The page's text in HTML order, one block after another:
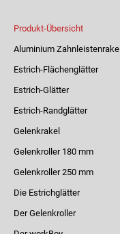
Produkt-Übersicht
Aluminium Zahnleistenrakel
Estrich-Flächenglätter
Estrich-Glätter
Estrich-Randglätter
Gelenkrakel
Gelenkroller 180 mm
Gelenkroller 250 mm
Die Estrichglätter
Der Gelenkroller